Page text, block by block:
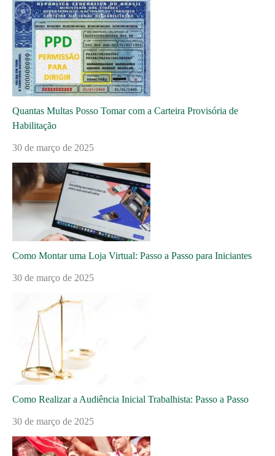
Quantas Multas Posso Tomar com a Carteira Provisória de
Habilitação
30 de março de 2025
Como Montar uma Loja Virtual: Passo a Passo para Iniciantes
30 de março de 2025
Como Realizar a Audiência Inicial Trabalhista: Passo a Passo
30 de março de 2025